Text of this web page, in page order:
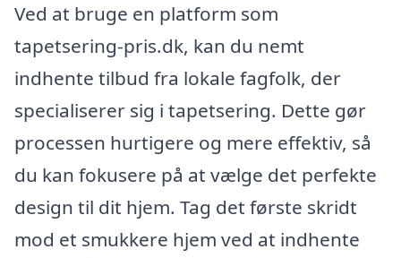
Ved at bruge en platform som
tapetsering-pris.dk, kan du nemt
indhente tilbud fra lokale fagfolk, der
specialiserer sig i tapetsering. Dette gør
processen hurtigere og mere effektiv, så
du kan fokusere på at vælge det perfekte
design til dit hjem. Tag det første skridt
mod et smukkere hjem ved at indhente